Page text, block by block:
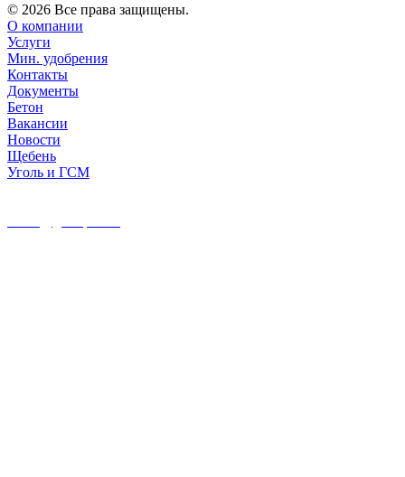
© 2026 Все права защищены.
О компании
Услуги
Мин. удобрения
Контакты
Документы
Бетон
Вакансии
Новости
Щебень
Уголь и ГСМ